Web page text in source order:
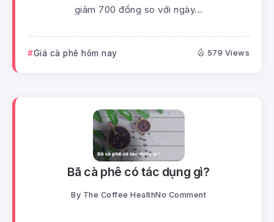
giảm 700 đồng so với ngày...
Giá cà phê hôm nay 579 Views
Bã cà phê có tác dụng gì?
By The Coffee HealthNo Comment